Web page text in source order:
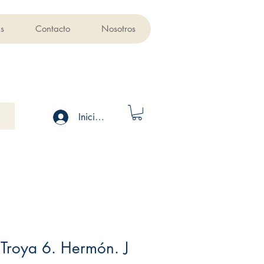
Contacto Nosotros
Iniciar sesión
6. Hermón. J